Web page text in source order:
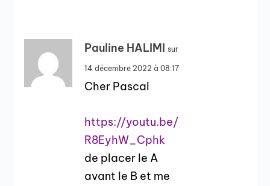
Pauline HALIMI sur
14 décembre 2022 à 08:17
Cher Pascal
https://youtu.be/
R8EyhW_Cphk
de placer le A
avant le B et me